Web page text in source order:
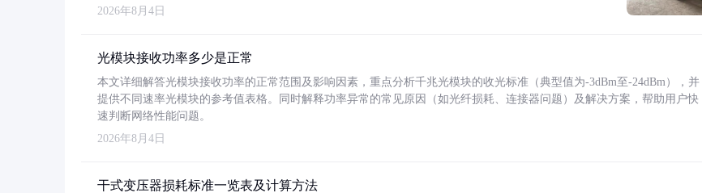
2026年8月4日
光模块接收功率多少是正常
本文详细解答光模块接收功率的正常范围及影响因素，重点分析千兆光模块的收光标准（典型值为-3dBm至-24dBm），并
提供不同速率光模块的参考值表格。同时解释功率异常的常见原因（如光纤损耗、连接器问题）及解决方案，帮助用户快
速判断网络性能问题。
2026年8月4日
干式变压器损耗标准一览表及计算方法